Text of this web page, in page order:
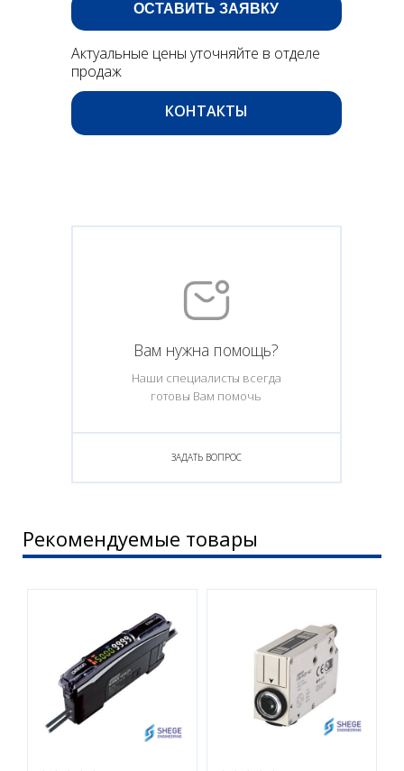
ОСТАВИТЬ ЗАЯВКУ
Актуальные цены уточняйте в отделе
продаж
КОНТАКТЫ
Вам нужна помощь?
Наши специалисты всегда
готовы Вам помочь
ЗАДАТЬ ВОПРОС
Рекомендуемые товары